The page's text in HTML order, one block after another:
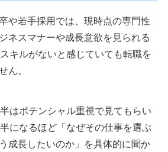
エージェント
や若手採用では、現時点の専門性
ネスマナーや成長意欲を見られる
キルがないと感じていても転職を
ん。
はポテンシャル重視で見てもらい
になるほど「なぜその仕事を選ぶ
成長したいのか」を具体的に聞か